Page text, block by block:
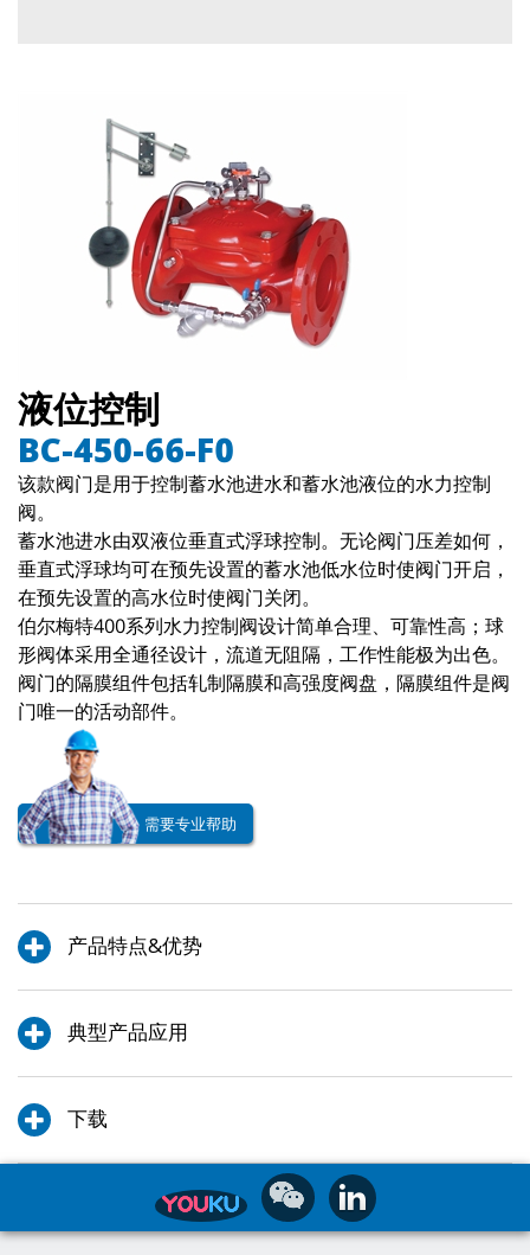
液位控制
BC-450-66-F0
该款阀门是用于控制蓄水池进水和蓄水池液位的水力控制
阀。
蓄水池进水由双液位垂直式浮球控制。无论阀门压差如何，
垂直式浮球均可在预先设置的蓄水池低水位时使阀门开启，
在预先设置的高水位时使阀门关闭。
伯尔梅特400系列水力控制阀设计简单合理、可靠性高；球
形阀体采用全通径设计，流道无阻隔，工作性能极为出色。
阀门的隔膜组件包括轧制隔膜和高强度阀盘，隔膜组件是阀
门唯一的活动部件。
需要专业帮助
产品特点&优势
典型产品应用
下载